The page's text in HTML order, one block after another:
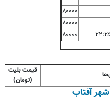
۸۰۰۰۰
۸۰۰۰۰
۸۰۰۰۰
قیمت بلیت
(تومان)
آفتاب